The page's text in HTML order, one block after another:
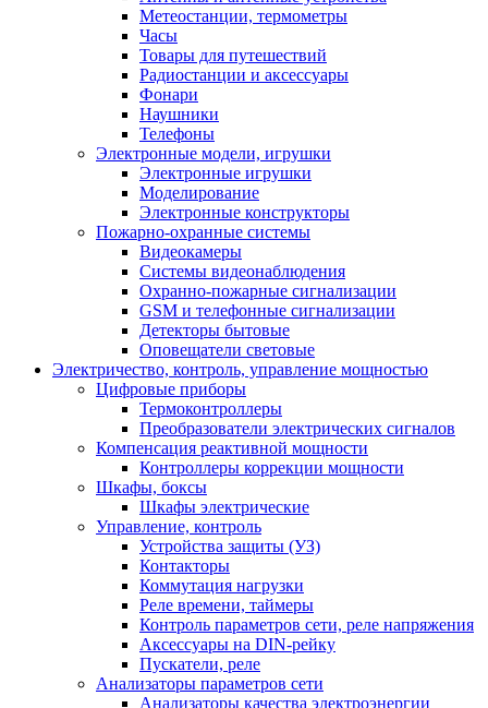
Метеостанции, термометры
Часы
Товары для путешествий
Радиостанции и аксессуары
Фонари
Наушники
Телефоны
Электронные модели, игрушки
Электронные игрушки
Моделирование
Электронные конструкторы
Пожарно-охранные системы
Видеокамеры
Системы видеонаблюдения
Охранно-пожарные сигнализации
GSM и телефонные сигнализации
Детекторы бытовые
Оповещатели световые
Электричество, контроль, управление мощностью
Цифровые приборы
Термоконтроллеры
Преобразователи электрических сигналов
Компенсация реактивной мощности
Контроллеры коррекции мощности
Шкафы, боксы
Шкафы электрические
Управление, контроль
Устройства защиты (УЗ)
Контакторы
Коммутация нагрузки
Реле времени, таймеры
Контроль параметров сети, реле напряжения
Аксессуары на DIN-рейку
Пускатели, реле
Анализаторы параметров сети
Анализаторы качества электроэнергии